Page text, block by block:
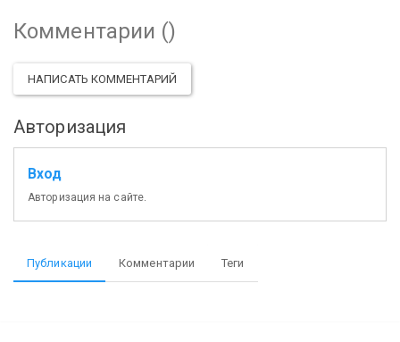
Комментарии ()
НАПИСАТЬ КОММЕНТАРИЙ
Авторизация
Вход
Авторизация на сайте.
Публикации Комментарии Теги